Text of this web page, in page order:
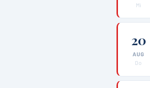
Mi
20
AUG
Do